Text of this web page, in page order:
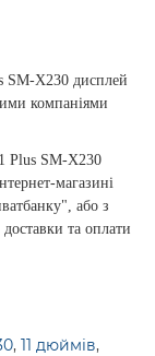
SM-X230 дисплей
компаніями
Plus SM-X230
магазині
або з
та оплати
, 11 дюймів,